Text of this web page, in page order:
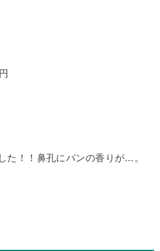
た！！鼻孔にパンの香りが…。